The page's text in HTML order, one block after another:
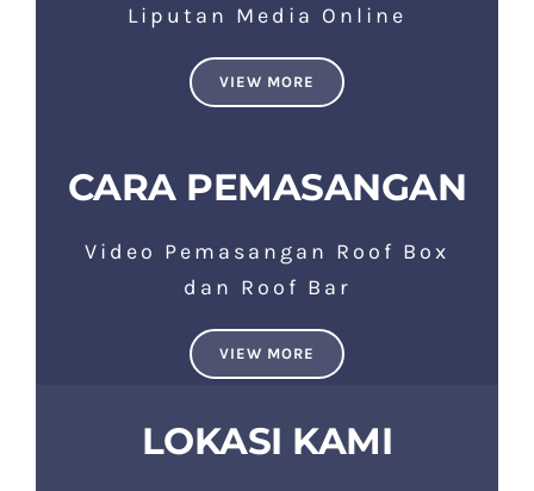
Liputan Media Online
VIEW MORE
CARA PEMASANGAN
Video Pemasangan Roof Box
dan Roof Bar
VIEW MORE
LOKASI KAMI